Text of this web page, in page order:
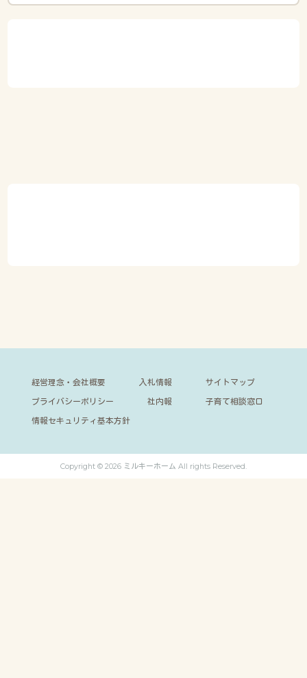
経営理念・会社概要 入札情報
サイトマップ
プライバシーポリシー
社内報
子育て相談窓口
情報セキュリティ基本方針
Copyright © 2026 ミルキーホーム All rights Reserved.